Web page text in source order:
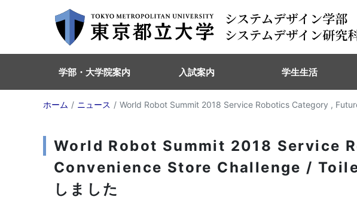
学部・大学院案内 入試案内 学生生活
ホーム ニュース World Robot Summit 2018 Service Robotics Category ,
World Robot Summit 2018 Service
Convenience Store Challenge /
しました